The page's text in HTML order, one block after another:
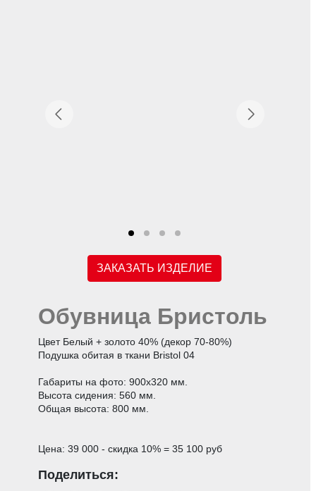
ЗАКАЗАТЬ ИЗДЕЛИЕ
Обувница Бристоль
Цвет Белый + золото 40% (декор 70-80%)
Подушка обитая в ткани Bristol 04
Габариты на фото: 900х320 мм.
Высота сидения: 560 мм.
Общая высота: 800 мм.
Цена: 39 000 - скидка 10% = 35 100 руб